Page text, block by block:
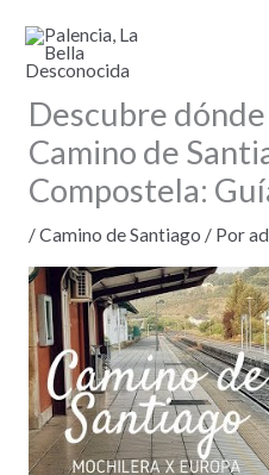
contenido
Descubre
Camino de
Compostela:
/Camino de Santiago / Por